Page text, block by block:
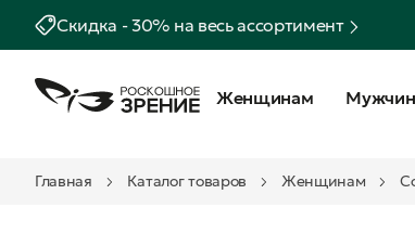
Скидка - 30% на весь ассортимент
Женщинам
Главная Каталог товаров Женщинам